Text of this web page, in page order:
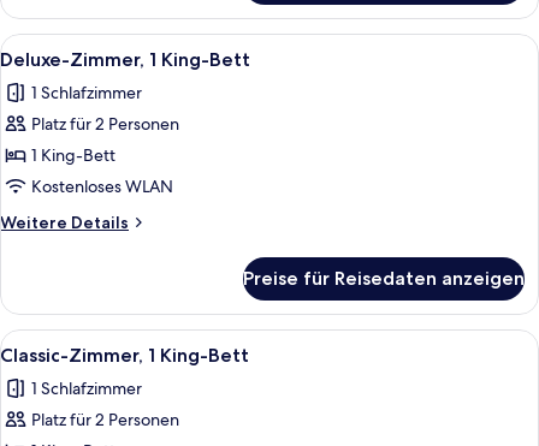
2 Doppelbetten
Alle
Fotos
für
Deluxe-
Zimmer,
1 King-
Bett
anzeigen
Ein Schlafzimmer mit Bett,
5
Deluxe-Zimmer, 1 King-Bett
1 Schlafzimmer
Platz für 2 Personen
1 King-Bett
Kostenloses WLAN
Weitere Details
Weitere
Zimmer,
1 King-
Bett
Preise für Reisedaten anzeigen
Alle
Fotos
für
Classic-
Ein Schlafzimmer mit einem Bett,
5
Classic-Zimmer, 1 King-Bett
1 Schlafzimmer
Platz für 2 Personen